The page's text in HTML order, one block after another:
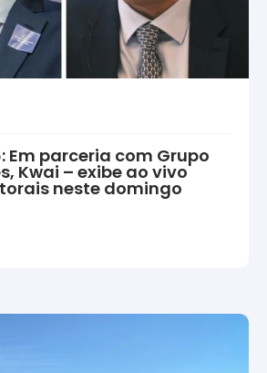
Em parceria com Grupo
Kwai – exibe ao vivo
neste domingo